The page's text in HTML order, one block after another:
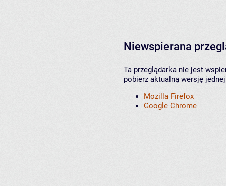
Niewspierana
Ta przeglądarka nie jest
pobierz aktualną wersję
Mozilla Firefox
Google Chrome